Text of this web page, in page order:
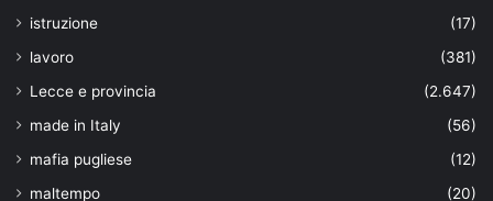
istruzione
(17)
lavoro
(381)
Lecce e provincia
(2.647)
made in Italy
(56)
mafia pugliese
(12)
maltempo
(20)